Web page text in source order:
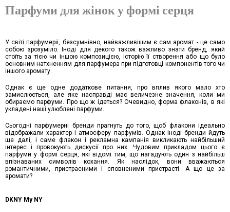
Парфуми для жінок у формі серця
У світі парфумерії, безсумнівно, найважливішим є сам аромат - це само
собою зрозуміло. Іноді для декого також важливо знати бренд, який
стоїть за тією чи іншою композицією, історію її створення або що було
основним натхненням для парфумера при підготовці компонентів того чи
іншого аромату.
Однак є ще одне додаткове питання, про вплив якого мало хто
замислюється, але яке насправді має величезне значення, коли ми
обираємо парфуми. Про що ж ідеться? Очевидно, форма флаконів, в які
укладені наші улюблені парфуми.
Сьогодні парфумерні бренди прагнуть до того, щоб флакони ідеально
відображали характер і атмосферу парфумів. Однак іноді бренди йдуть
ще далі, і саме флакон і рекламна кампанія викликають найбільший
інтерес і провокують дискусії про них. Чудовим прикладом цього є
парфуми у формі серця, які відомі тим, що нагадують один з найбільш
впізнаваних символів кохання. Як наслідок, вони вважаються
романтичними, пристрасними і сповненими пристрасті. А що це за
аромати?
DKNY My NY